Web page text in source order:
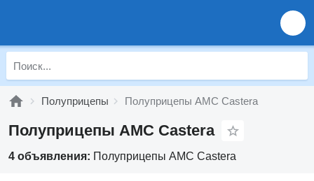
Полуприцепы Полуприцепы AMC Castera
Полуприцепы AMC Castera
4 объявления: Полуприцепы AMC Castera